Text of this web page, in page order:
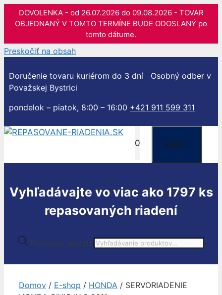
DOVOLENKA - od 26.07.2026 do 09.08.2026 - TOVAR
OBJEDNANÝ V TOMTO TERMÍNE BUDE ODOSLANÝ po
tomto dátume.
Preskočiť na obsah
Doručenie tovaru kuriérom do 3 dní Osobný odber v
Považskej Bystrici
pondelok – piatok, 8:00 – 16:00 +421 911 599 311
0 MENU
Vyhľadávajte vo viac ako 1797 ks
repasovaných riadení
Products search
Domov / E-shop / HONDA / SERVORIADENIE